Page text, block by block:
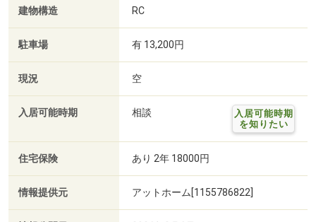
建物構造 RC
駐車場 有 13,200円
現況 空
入居可能時期 相談
入居可能時期
を知りたい
住宅保険 あり 2年 18000円
情報提供元 アットホーム[1155786822]